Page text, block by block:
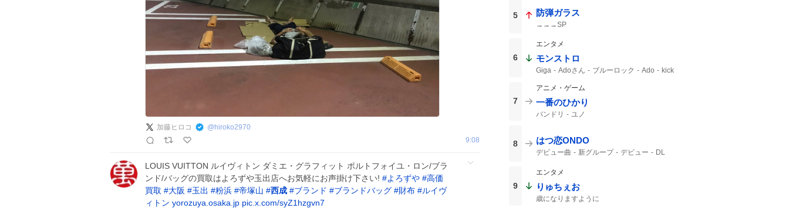
加藤ヒロコ @ hiroko2970
9:08
LOUIS VUITTON ルイヴィトン ダミエ・グラフィット ポルトフォイユ・ロン/ブラ
ンド/バッグの買取はよろずや玉出店へお気軽にお声掛け下さい! #よろずや #高価
買取 #大阪 #玉出 #粉浜 #帝塚山 #西成 #ブランド #ブランドバッグ #財布 #ルイヴ
ィトン yorozuya.osaka.jp pic.x.com/syZ1hzgvn7
5 防弾ガラス
→→→SP
6
エンタメ
モンストロ
Giga Adoさん ブルーロック Ado kick
7
アニメ・ゲーム
一番のひかり
バンドリ ユノ
8 はつ恋ONDO
デビュー曲 新グループ デビュー DL
9
エンタメ
りゅちぇお
歳になりますように